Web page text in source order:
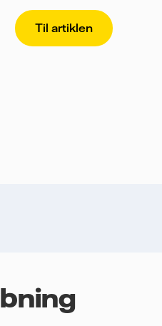
Til artiklen